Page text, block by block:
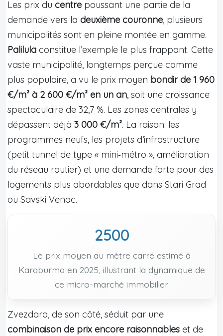
Les prix du centre poussant une partie de la
demande vers la deuxième couronne, plusieurs
municipalités sont en pleine montée en gamme.
Palilula constitue l’exemple le plus frappant. Cette
vaste municipalité, longtemps perçue comme
plus populaire, a vu le prix moyen bondir de 1 960
€/m² à 2 600 €/m² en un an, soit une croissance
spectaculaire de 32,7 %. Les zones centrales y
dépassent déjà 3 000 €/m². La raison: les
programmes neufs, les projets d’infrastructure
(petit tunnel de type « mini‑métro », amélioration
du réseau routier) et une demande forte pour des
logements plus abordables que dans Stari Grad
ou Savski Venac.
2500
Le prix moyen au mètre carré estimé à
Karaburma en 2025, illustrant la dynamique de
ce micro-marché immobilier.
Zvezdara, de son côté, séduit par une
combinaison de prix encore raisonnables et de